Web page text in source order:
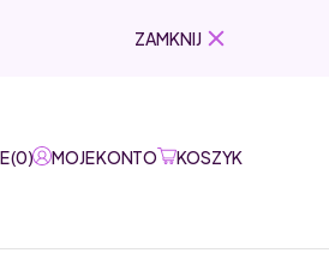
ZAMKNIJ
(0) MOJE KONTO KOSZYK